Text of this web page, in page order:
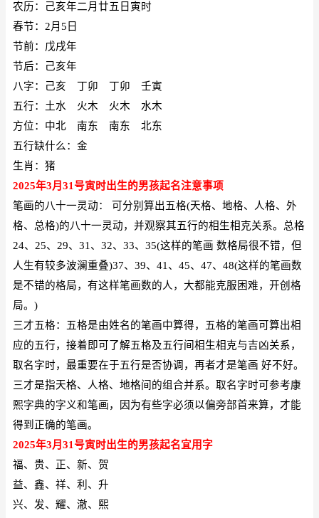
农历：己亥年二月廿五日寅时
春节： 2月5日
节前：戊戌年
节后：己亥年
八字：己亥 丁卯 丁卯 壬寅
五行：土水 火木 火木 水木
方位：中北 南东 南东 北东
五行缺什么：金
生肖：猪
2025年3月31号寅时出生的男孩起名注意事项
笔画的八十一灵动：
可分别算出五格(天格、地格、人格、外
格、总格)的八十一灵动，并观察其五行的相生相克关系。总格
24、25、29、31、32、33、35(这样的笔画 数格局很不错，但
人生有较多波澜重叠)37、39、41、45、47、48(这样的笔画数
是不错的格局，有这样笔画数的人，大都能克服困难，开创格
局。)
三才五格：五格是由姓名的笔画中算得，五格的笔画可算出相
应的五行，接着即可了解五格及五行间相生相克与吉凶关系，
取名字时，最重要在于五行是否协调，再者才是笔画 好不好。
三才是指天格、人格、地格间的组合并系。取名字时可参考康
熙字典的字义和笔画，因为有些字必须以偏旁部首来算，才能
得到正确的笔画。
2025年3月31号寅时出生的男孩起名宜用字
福、贵、正、新、贺
益、鑫、祥、利、升
兴、发、耀、澈、熙